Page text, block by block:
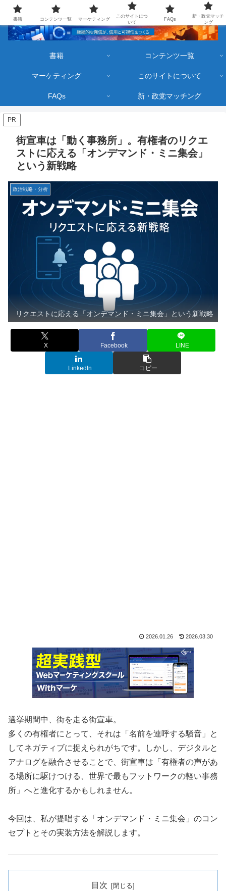
書籍 コンテンツ一覧
マーケティング このサイトについて
FAQs 新・政党マッチング
PR
街宣車は「動く事務所」。有権者のリクエ
ストに応える「オンデマンド・ミニ集会」
という新戦略
政治戦略・分析
リクエストに応える「オンデマンド・ミニ集会」という新戦略
X Facebook LINE
LinkedIn コピー
2026.01.26 2026.03.30
選挙期間中、街を走る街宣車。
多くの有権者にとって、それは「名前を連呼する騒音」と
してネガティブに捉えられがちです。しかし、デジタルと
アナログを融合させることで、街宣車は「有権者の声があ
る場所に駆けつける、世界で最もフットワークの軽い事務
所」へと進化するかもしれません。
今回は、私が提唱する「オンデマンド・ミニ集会」のコン
セプトとその実装方法を解説します。
目次
書籍 コンテンツ一覧 マーケティング
このサイトにつ
いて
FAQs
新・政党マッチ
ング